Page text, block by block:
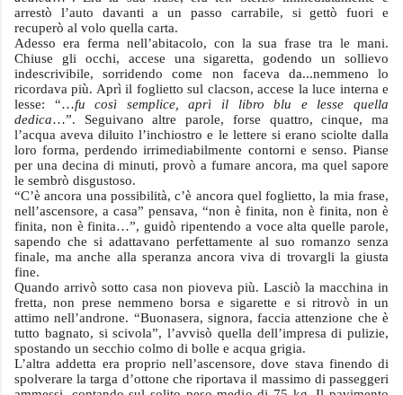
arrestò l’auto davanti a un passo carrabile, si gettò fuori e
recuperò al volo quella carta.
Adesso era ferma nell’abitacolo, con la sua frase tra le mani.
Chiuse gli occhi, accese una sigaretta, godendo un sollievo
indescrivibile, sorridendo come non faceva da...nemmeno lo
ricordava più. Aprì il foglietto sul clacson, accese la luce interna e
lesse: “…fu così semplice, aprì il libro blu e lesse quella
dedica…”. Seguivano altre parole, forse quattro, cinque, ma
l’acqua aveva diluito l’inchiostro e le lettere si erano sciolte dalla
loro forma, perdendo irrimediabilmente contorni e senso. Pianse
per una decina di minuti, provò a fumare ancora, ma quel sapore
le sembrò disgustoso.
“C’è ancora una possibilità, c’è ancora quel foglietto, la mia frase,
nell’ascensore, a casa” pensava, “non è finita, non è finita, non è
finita, non è finita…”, guidò ripentendo a voce alta quelle parole,
sapendo che si adattavano perfettamente al suo romanzo senza
finale, ma anche alla speranza ancora viva di trovargli la giusta
fine.
Quando arrivò sotto casa non pioveva più. Lasciò la macchina in
fretta, non prese nemmeno borsa e sigarette e si ritrovò in un
attimo nell’androne. “Buonasera, signora, faccia attenzione che è
tutto bagnato, si scivola”, l’avvisò quella dell’impresa di pulizie,
spostando un secchio colmo di bolle e acqua grigia.
L’altra addetta era proprio nell’ascensore, dove stava finendo di
spolverare la targa d’ottone che riportava il massimo di passeggeri